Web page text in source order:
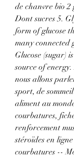
de chanvre bio 2
Dont sucres 5.
form of glucose
many connected
Glucose (sugar)
source of
nous allons
sport, de
aliment au
courbatures,
renforcement
stéroïdes en
courbatures --